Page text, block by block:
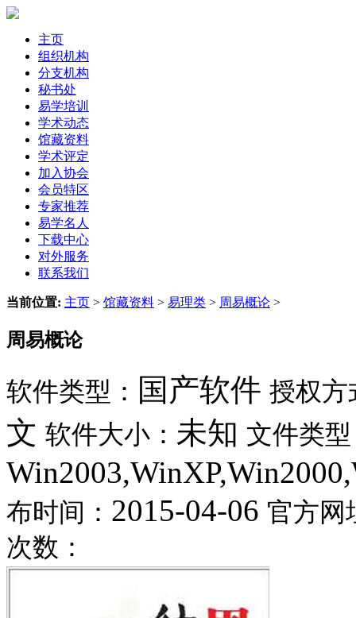
主页
组织机构
分支机构
秘书处
易学培训
学术动态
馆藏资料
学术评定
加入协会
会员特区
专家推荐
易学名人
下载中心
对外服务
联系我们
当前位置: 主页 > 馆藏资料 > 易理类 > 周易概论 >
周易概论
软件类型： 国产软件 授权方
文 软件大小： 未知 文件类
布时间： 2015-04-06 官方网
次数：